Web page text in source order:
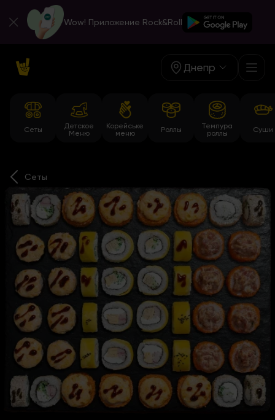
Wow! Приложение Rock&Roll
Днепр
Сеты
Детское
Меню
Корейське
меню
Роллы
Темпура
роллы
Суши
Сеты